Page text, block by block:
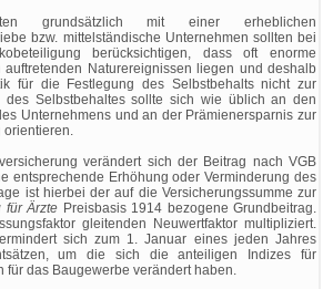
grundsätzlich mit einer erheblichen
bzw. mittelständische Unternehmen sollten bei
berücksichtigen, dass oft enorme
Naturereignissen liegen und deshalb
für die Festlegung des Selbstbehalts nicht zur
des Selbstbehaltes sollte sich wie üblich an den
Unternehmens und an der Prämienersparnis zur
orientieren.
verändert sich der Beitrag nach VGB
entsprechende Erhöhung oder Verminderung des
ist hierbei der auf die Versicherungssumme zur
für Ärzte Preisbasis 1914 bezogene Grundbeitrag.
gleitenden Neuwertfaktor multipliziert.
sich zum 1. Januar eines jeden Jahres
um die sich die anteiligen Indizes für
für das Baugewerbe verändert haben.